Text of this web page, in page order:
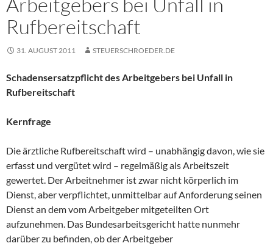
Rufbereitschaft
31. AUGUST 2011 STEUERSCHROEDER.DE
Schadensersatzpflicht des Arbeitgebers bei Unfall in
Rufbereitschaft
Kernfrage
Die ärztliche Rufbereitschaft wird – unabhängig davon, wie sie
erfasst und vergütet wird – regelmäßig als Arbeitszeit
gewertet. Der Arbeitnehmer ist zwar nicht körperlich im
Dienst, aber verpflichtet, unmittelbar auf Anforderung seinen
Dienst an dem vom Arbeitgeber mitgeteilten Ort
aufzunehmen. Das Bundesarbeitsgericht hatte nunmehr
darüber zu befinden, ob der Arbeitgeber